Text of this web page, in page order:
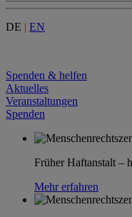
DE | EN
Spenden & helfen
Aktuelles
Veranstaltungen
Spenden
Früher Haftanstalt –
Mehr erfahren